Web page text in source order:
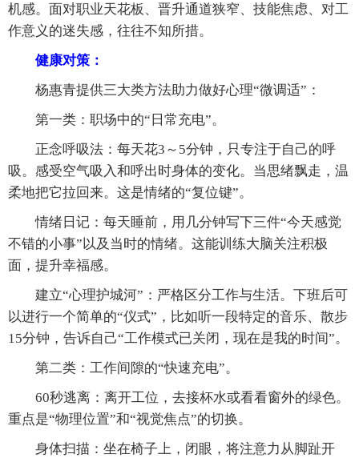
机感。面对职业天花板、晋升通道狭窄、技能焦虑、对工
作意义的迷失感，往往不知所措。
健康对策：
杨惠青提供三大类方法助力做好心理“微调适”：
第一类：职场中的“日常充电”。
正念呼吸法：每天花3～5分钟，只专注于自己的呼
吸。感受空气吸入和呼出时身体的变化。当思绪飘走，温
柔地把它拉回来。这是情绪的“复位键”。
情绪日记：每天睡前，用几分钟写下三件“今天感觉
不错的小事”以及当时的情绪。这能训练大脑关注积极
面，提升幸福感。
建立“心理护城河”：严格区分工作与生活。下班后可
以进行一个简单的“仪式”，比如听一段特定的音乐、散步
15分钟，告诉自己“工作模式已关闭，现在是我的时间”。
第二类：工作间隙的“快速充电”。
60秒逃离：离开工位，去接杯水或看看窗外的绿色。
重点是“物理位置”和“视觉焦点”的切换。
身体扫描：坐在椅子上，闭眼，将注意力从脚趾开